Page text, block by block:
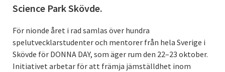
Science Park Skövde.
För nionde året i rad samlas över hundra
spelutvecklarstudenter och mentorer från hela Sverige i
Skövde för DONNA DAY, som äger rum den 22–23 oktober.
Initiativet arbetar för att främja jämställdhet inom